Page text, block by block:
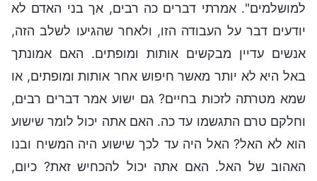
למושלמים". אמרתי דברים כה רבים, אך בני האדם לא
יודעים דבר על העבודה הזו, ולאחר שהגיעו לשלב הזה,
אנשים עדיין מבקשים אותות ומופתים. האם אמונתך
באל היא לא יותר מאשר חיפוש אחר אותות ומופתים, או
שמא מטרתה לזכות בחיים? גם ישוע אמר דברים רבים,
וחלקם טרם התגשמו עד כה. האם אתה יכול לומר שישוע
הוא לא האל? האל היה עד לכך שישוע היה המשיח ובנו
האהוב של האל. האם אתה יכול להכחיש זאת? כיום,